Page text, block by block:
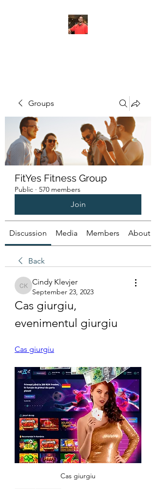
Groups
FitYes Fitness Group
Public · 570 members
Join
Discussion Media Members About
Back
Cindy Klevjer
Cindy Klevjer
September 23, 2023
Cas giurgiu,
evenimentul giurgiu
Cas giurgiu
Cas giurgiu